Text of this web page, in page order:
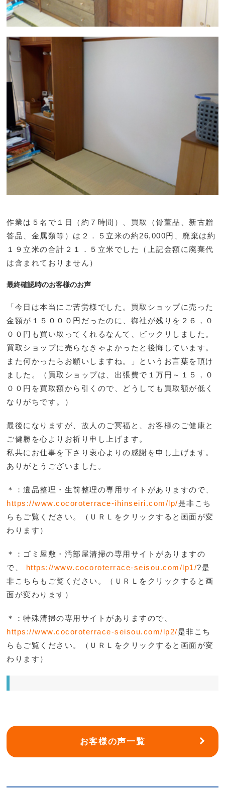
作業は５名で１日（約７時間）、買取（骨董品、新古贈
答品、金属類等）は２．５立米の約26,000円、廃棄は約
１９立米の合計２１．５立米でした（上記金額に廃棄代
は含まれておりません）
最終確認時のお客様のお声
「今日は本当にご苦労様でした。買取ショップに売った
金額が１５０００円だったのに、御社が残りを２６，０
００円も買い取ってくれるなんて、ビックリしました。
買取ショップに売らなきゃよかったと後悔しています。
また何かったらお願いしますね。」というお言葉を頂け
ました。（買取ショップは、出張費で１万円～１５，０
００円を買取額から引くので、どうしても買取額が低く
なりがちです。）
最後になりますが、故人のご冥福と、お客様のご健康と
ご健勝を心よりお祈り申し上げます。
私共にお仕事を下さり衷心よりの感謝を申し上げます。
ありがとうございました。
＊：遺品整理・生前整理の専用サイトがありますので、
https://www.cocoroterrace-ihinseiri.com/lp/是非こち
らもご覧ください。（ＵＲＬをクリックすると画面が変
わります）
＊：ゴミ屋敷・汚部屋清掃の専用サイトがありますの
で、 https://www.cocoroterrace-seisou.com/lp1/?是
非こち らもご覧ください。（ＵＲＬをクリックすると画
面が変わります）
＊：特殊清掃の専用サイトがありますので、
https://www.cocoroterrace-seisou.com/lp2/是非こち
らもご覧ください。（ＵＲＬをクリックすると画面が変
わります）
お客様の声一覧